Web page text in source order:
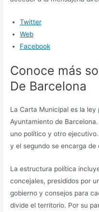
Twitter
Web
Facebook
Conoce más
De Barcelona
La Carta Municipal es la
Ayuntamiento de
uno político y otro
y el segundo se encarga de
La estructura política
concejales, presididos por
gobierno y consejos para
divide el territorio. Por su